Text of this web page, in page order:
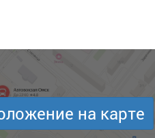
на карте